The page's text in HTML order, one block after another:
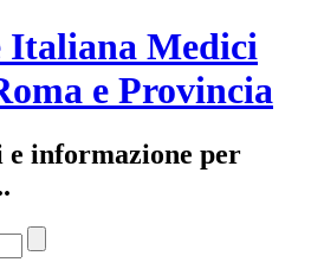
Italiana Medici
e Provincia
e informazione per